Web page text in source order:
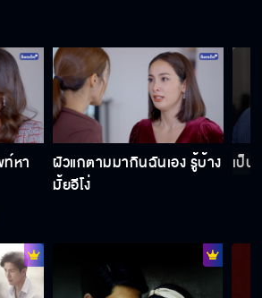
คุณฉัตรเป็นแฟนยุ
เธอนี่มันร้ายจริง ๆ
ท์หา
ผัวแกตามมากินฉันเอง รู้บ้าง
มั้ยอีโง่
เป็น